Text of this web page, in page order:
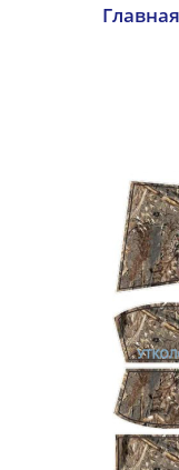
Главная